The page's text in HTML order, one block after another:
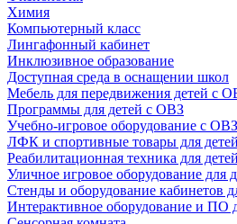
Химия
Компьютерный класс
Лингафонный кабинет
Инклюзивное образование
Доступная среда в оснащении школ
Мебель для передвижения детей с
Программы для детей с ОВЗ
Учебно-игровое оборудование с ОВЗ
ЛФК и спортивные товары для
Реабилитационная техника для
Уличное игровое оборудование для
Стенды и оборудование кабинетов
Интерактивное оборудование и ПО